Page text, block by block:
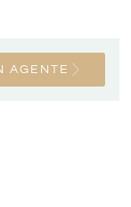
AGENTE